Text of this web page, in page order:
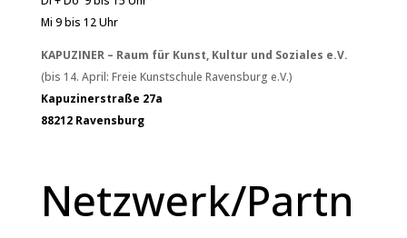
Mi 9 bis 12 Uhr
KAPUZINER – Raum für Kunst, Kultur und Soziales e.V.
(bis 14. April: Freie Kunstschule Ravensburg e.V.)
Kapuzinerstraße 27a
88212 Ravensburg
Netzwerk/Partn